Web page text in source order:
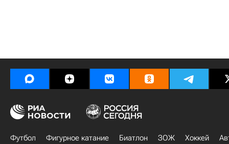
Футбол Фигурное катание Биатлон ЗОЖ Хоккей